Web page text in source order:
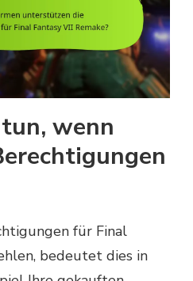
wenn
für Final
bedeutet dies in